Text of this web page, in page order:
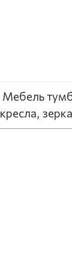
Мебель
кресла,